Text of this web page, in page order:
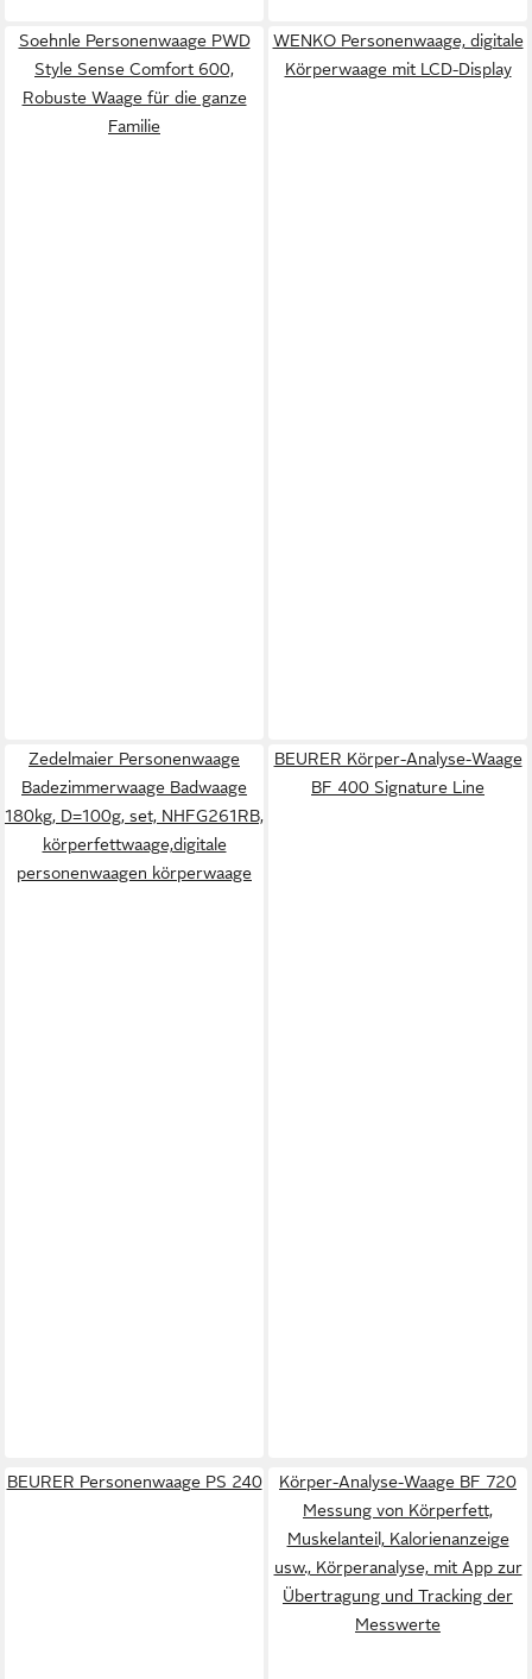
Soehnle Personenwaage PWD
Style Sense Comfort 600,
Robuste Waage für die ganze
Familie
WENKO Personenwaage, digitale
Körperwaage mit LCD-Display
Zedelmaier Personenwaage
Badezimmerwaage Badwaage
180kg, D=100g, set, NHFG261RB,
körperfettwaage,digitale
personenwaagen körperwaage
BEURER Körper-Analyse-Waage
BF 400 Signature Line
BEURER Personenwaage PS 240
Körper-Analyse-Waage BF 720
Messung von Körperfett,
Muskelanteil, Kalorienanzeige
usw., Körperanalyse, mit App zur
Übertragung und Tracking der
Messwerte